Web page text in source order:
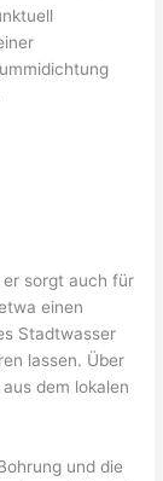
er sorgt auch für
einen
Stadtwasser
lassen. Über
dem lokalen
und die